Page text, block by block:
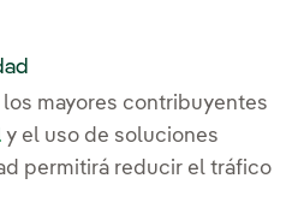
mayores contribuyentes
y el uso de soluciones
permitirá reducir el tráfico